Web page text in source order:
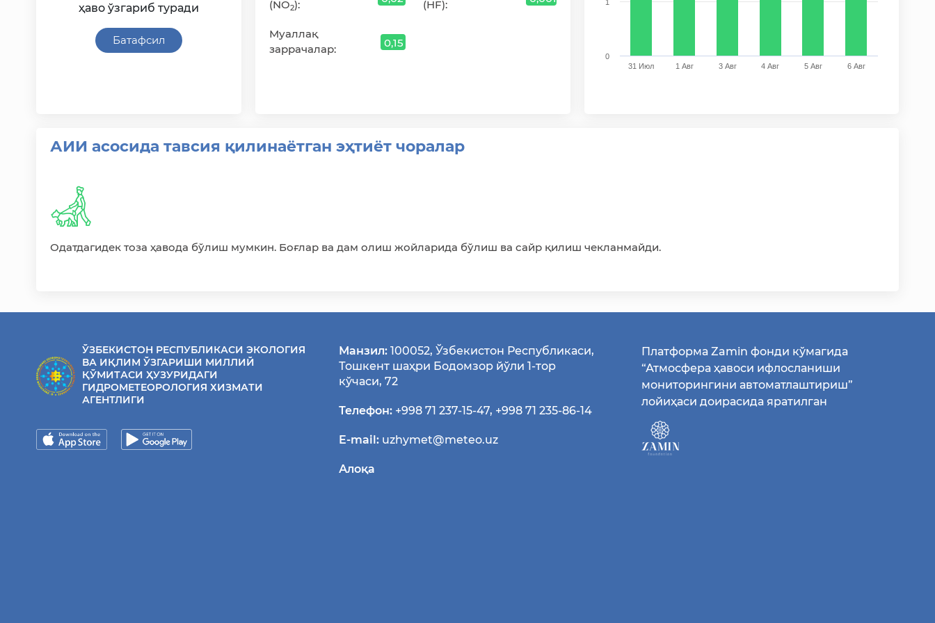
ҳаво ўзгариб туради
Батафсил
(NO2):
(HF):
Муаллақ
заррачалар:
0,15
31 Июл 1 Авг 3 Авг 4 Авг 5 Авг 6 Авг
0
1
АИИ асосида тавсия қилинаётган эҳтиёт чоралар
Одатдагидек тоза ҳавода бўлиш мумкин. Боғлар ва дам олиш жойларида бўлиш ва сайр қилиш чекланмайди.
ЎЗБЕКИСТОН РЕСПУБЛИКАСИ ЭКОЛОГИЯ
ВА ИҚЛИМ ЎЗГАРИШИ МИЛЛИЙ
ҚЎМИТАСИ ҲУЗУРИДАГИ
ГИДРОМЕТЕОРОЛОГИЯ ХИЗМАТИ
АГЕНТЛИГИ
Манзил: 100052, Ўзбекистон Республикаси,
Тошкент шаҳри Бодомзор йўли 1-тор
кўчаси, 72
Телефон: +998 71 237-15-47, +998 71 235-86-14
E-mail: uzhymet@meteo.uz
Алоқа
Платформа Zamin фонди кўмагида
“Атмосфера ҳавоси ифлосланиши
мониторингини автоматлаштириш”
лойиҳаси доирасида яратилган